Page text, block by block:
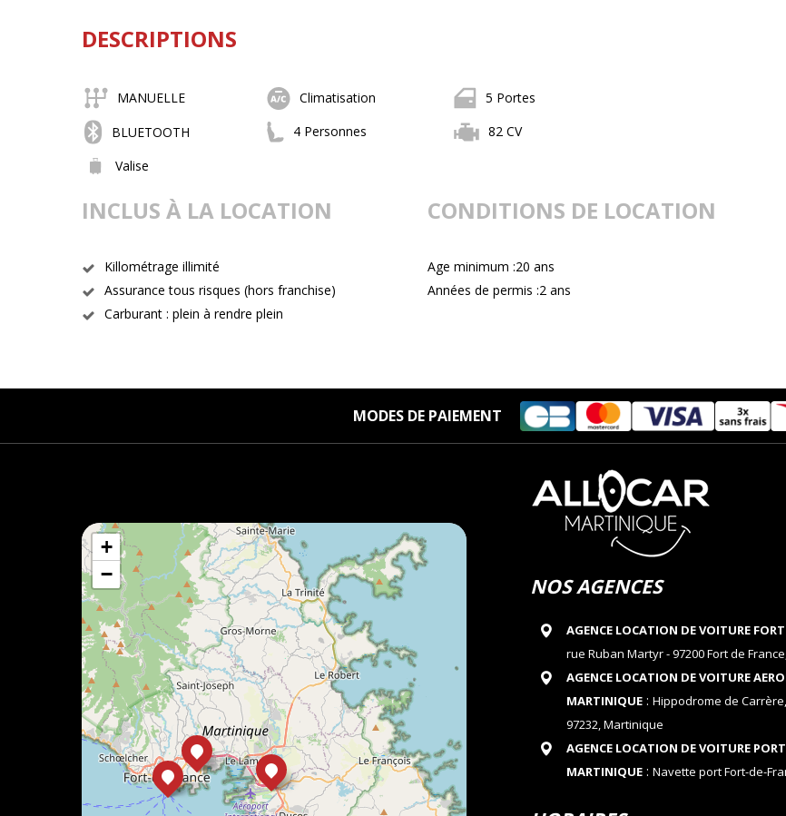
DESCRIPTIONS
MANUELLE Climatisation
5 Portes
BLUETOOTH
4 Personnes
82 CV
Valise
INCLUS À LA LOCATION
Killométrage illimité
Assurance tous risques (hors franchise)
Carburant : plein à rendre plein
CONDITIONS DE LOCATION
Age minimum :20 ans
Années de permis :2 ans
MODES DE PAIEMENT
+
−
NOS AGENCES
AGENCE LOCATION DE VOITURE FORT
rue Ruban Martyr - 97200 Fort de
AGENCE LOCATION DE VOITURE
MARTINIQUE: Hippodrome de
97232, Martinique
AGENCE LOCATION DE VOITURE PORT
MARTINIQUE: Navette port Fort-de-